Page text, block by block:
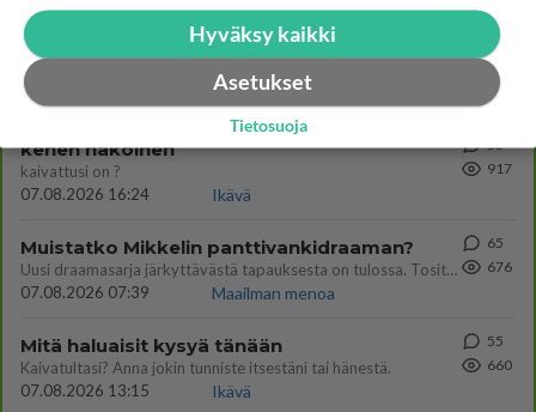
LUETUIMMAT KESKUSTELUT
PÄIVÄ KUUKAUSI
kenen näköinen
kaivattusi on ?
07.08.2026 16:24
Ikävä
53
917
Muistatko Mikkelin panttivankidraaman?
Uusi draamasarja järkyttävästä tapauksesta on tulossa. Tositapahtumiin perustuva sarja ammentaa vuoden 1986 Mikkelin pan
07.08.2026 07:39
Maailman menoa
65
676
Mitä haluaisit kysyä tänään
Kaivatultasi? Anna jokin tunniste itsestäni tai hänestä.
07.08.2026 13:15
Ikävä
55
660
Hyväksy kaikki
Asetukset
Tietosuoja